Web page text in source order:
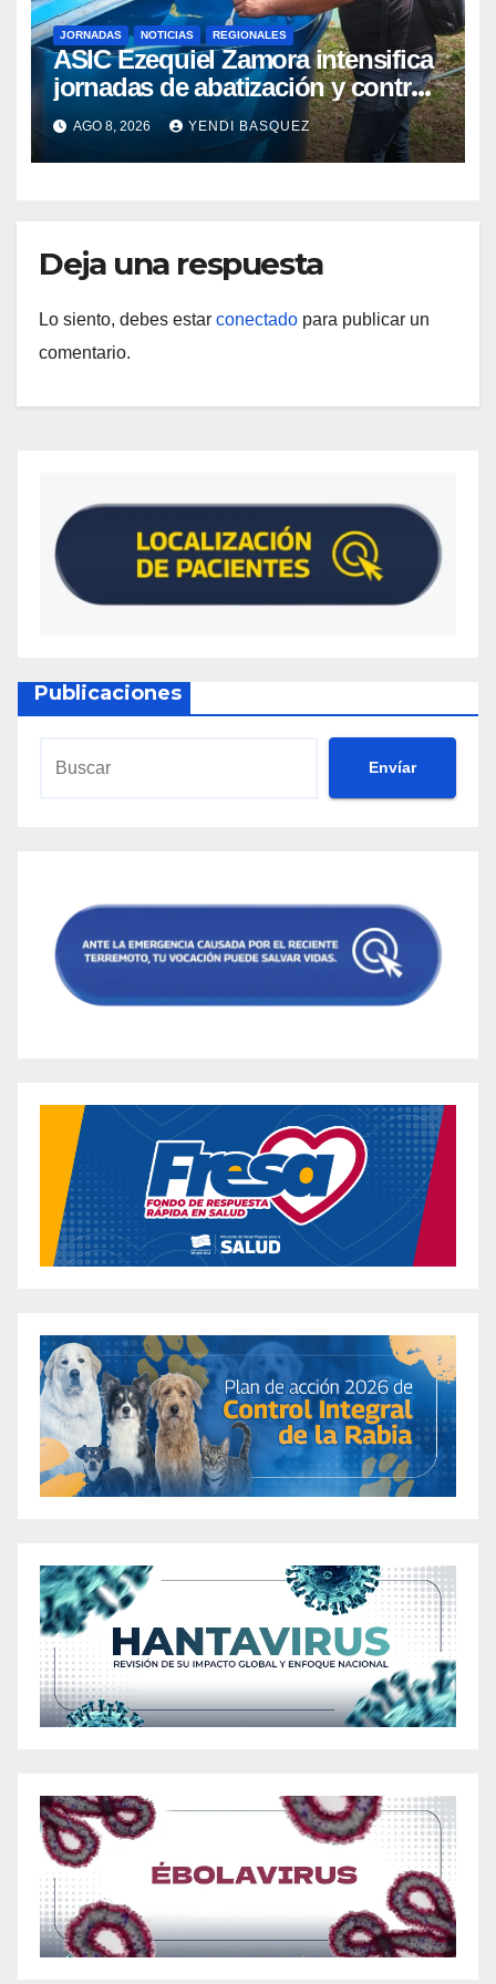
JORNADAS NOTICIAS REGIONALES
ASIC Ezequiel Zamora intensifica
jornadas de abatización y control
de vectores en comunidades del
Guárico
AGO 8, 2026 YENDI BASQUEZ
Deja una respuesta
Lo siento, debes estar conectado para publicar un
comentario.
Publicaciones
Envíar